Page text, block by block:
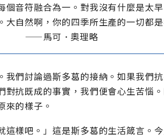
音符融合為一。對我沒有什麼是太
大自然啊，你的四季所生產的一切都是
——馬可．奧理略
我們討論過斯多葛的接納。如果我們
對抗既成的事實，我們便會心生苦惱
來的樣子。
這樣吧。」這是斯多葛的生活箴言。